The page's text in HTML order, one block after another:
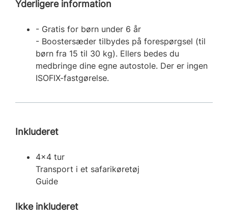
Yderligere information
- Gratis for børn under 6 år
- Boostersæder tilbydes på forespørgsel (til
børn fra 15 til 30 kg). Ellers bedes du
medbringe dine egne autostole. Der er ingen
ISOFIX-fastgørelse.
Inkluderet
4x4 tur
Transport i et safarikøretøj
Guide
Ikke inkluderet